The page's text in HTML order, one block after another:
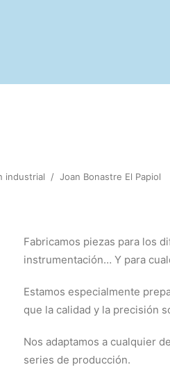
industrial / Joan Bonastre El Papiol
Fabricamos piezas para los
instrumentación… Y para
Estamos especialmente
que la calidad y la precisión
Nos adaptamos a cualquier
series de producción.